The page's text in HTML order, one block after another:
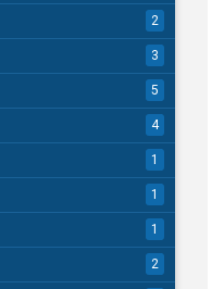
2
3
5
4
1
1
1
2